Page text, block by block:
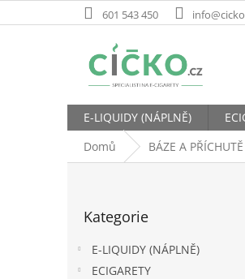
na
601 543 450
E-LIQUIDY (NÁPLNĚ)
Domů
BÁZE A PŘÍCHUTĚ
kategorie
Kategorie
E-LIQUIDY (NÁPLNĚ)
ECIGARETY